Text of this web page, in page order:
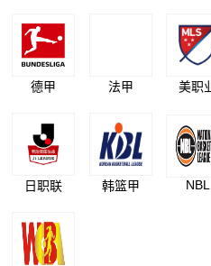
德甲 法甲 美职
日职联 韩篮甲 NBL